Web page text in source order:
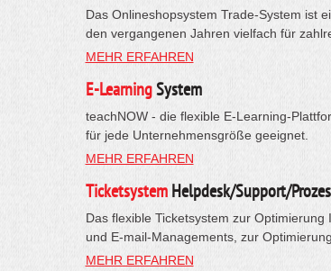
Das Onlineshopsystem Trade-System ist
den vergangenen Jahren vielfach für
MEHR ERFAHREN
E-LearningSystem
teachNOW - die flexible E-Learning-
für jede Unternehmensgröße geeignet.
MEHR ERFAHREN
TicketsystemHelpdesk/Support/
Das flexible Ticketsystem zur
und E-mail-Managements, zur
MEHR ERFAHREN